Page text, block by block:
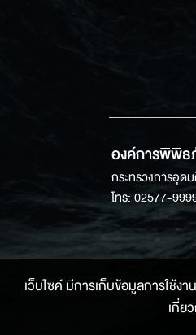
องค์การพิพิธ
กระทรวงการอุ
โทร: 02577-
เว็บไซค์ มีการเก็บข้อมูลการใช้
เกี่ย